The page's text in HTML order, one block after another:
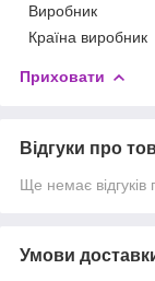
Виробник
Країна виробник
Приховати
Відгуки про
Ще немає відгуків
Умови